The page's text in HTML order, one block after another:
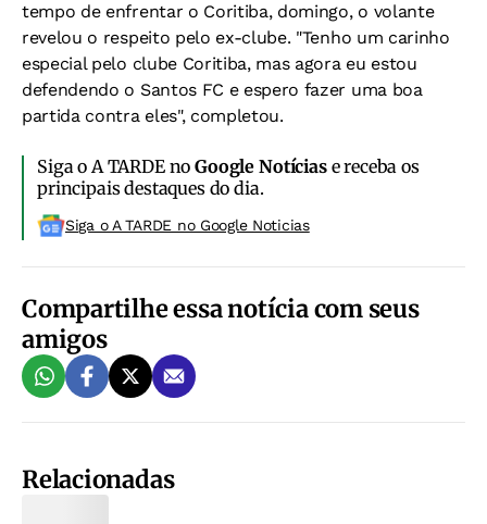
tempo de enfrentar o Coritiba, domingo, o volante
revelou o respeito pelo ex-clube. "Tenho um carinho
especial pelo clube Coritiba, mas agora eu estou
defendendo o Santos FC e espero fazer uma boa
partida contra eles", completou.
Siga o A TARDE noGoogle Notíciase receba os
principais destaques do dia.
Siga o A TARDE no Google Noticias
Compartilhe essa notícia com seus
amigos
Relacionadas